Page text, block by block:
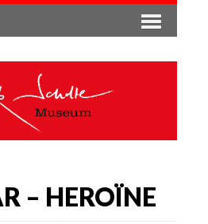
– HEROÏNE